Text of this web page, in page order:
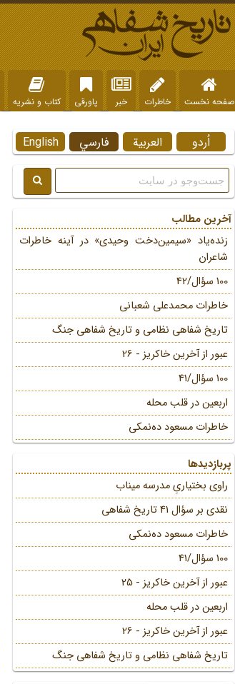
صفحه نخست خاطرات خبر پاورقی کتاب و نشریه
English فارسي العربية اُردو
آخرین مطالب
زنده‌یاد «سیمین‌دخت وحیدی» در آینه خاطرات
شاعران
100 سؤال/42
خاطرات محمد‌علی شعبانی
تاریخ شفاهی نظامی و تاریخ شفاهی جنگ
عبور از آخرین خاکریز - 26
100 سؤال/41
اربعین در قلب محله
خاطرات مسعود ده‌نمکی
پربازدیدها
راوی بختیاریِ مدرسه میناب
نقدی بر سؤال 41 تاریخ شفاهی
خاطرات مسعود ده‌نمکی
100 سؤال/41
عبور از آخرین خاکریز - 25
اربعین در قلب محله
عبور از آخرین خاکریز - 26
تاریخ شفاهی نظامی و تاریخ شفاهی جنگ